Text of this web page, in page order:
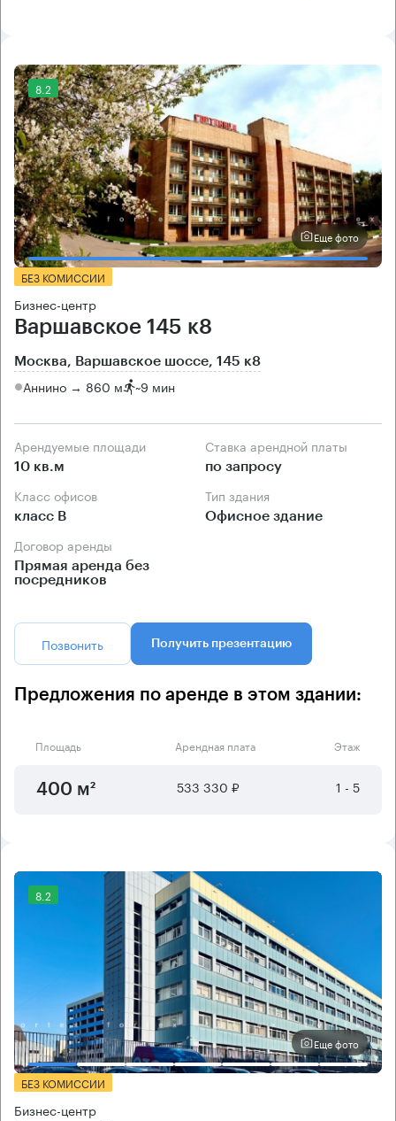
8.2
Еще фото
БЕЗ КОМИССИИ
Бизнес-центр
Варшавское 145 к8
Москва, Варшавское шоссе, 145 к8
Аннино → 860 м ~9 мин
Арендуемые площади
10 кв.м
Ставка арендной платы
по запросу
Класс офисов
класс B
Тип здания
Офисное здание
Договор аренды
Прямая аренда без
посредников
Позвонить Получить презентацию
Предложения по аренде в этом здании:
Площадь Арендная плата Этаж
400 м² 533 330 ₽ 1 - 5
8.2
Еще фото
БЕЗ КОМИССИИ
Бизнес-центр